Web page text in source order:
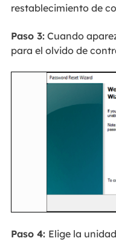
restablecimiento de
Paso 3:Cuando
para el olvido de
Paso 4: Elige la